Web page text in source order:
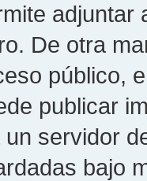
De otra
público,
publicar
servidor
bajo